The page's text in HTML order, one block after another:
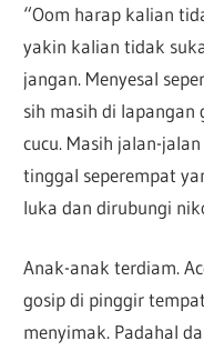
“Oom harap kalian
yakin kalian tidak
jangan. Menyesal
sih masih di lapangan
cucu. Masih jalan-
tinggal seperempat
luka dan dirubungi
Anak-anak terdiam.
gosip di pinggir
menyimak. Padahal